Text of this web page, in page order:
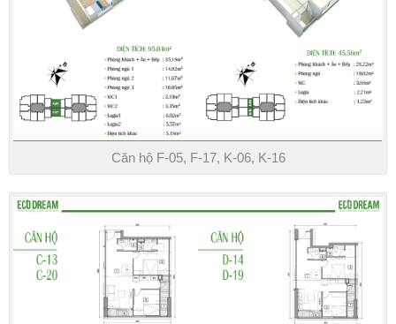
Căn hộ F-05, F-17, K-06, K-16